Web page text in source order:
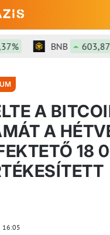
BNB 603,87$
A
A
18
16:05